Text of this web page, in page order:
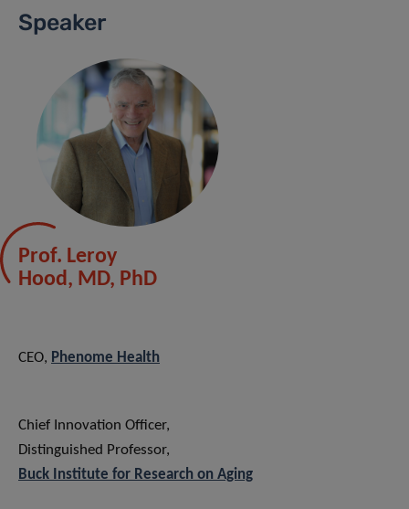
Speaker
Prof. Leroy
Hood, MD, PhD
CEO, Phenome Health
Chief Innovation Officer,
Distinguished Professor,
Buck Institute for Research on Aging